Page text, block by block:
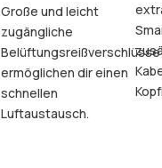
Große und leicht
zugängliche
Belüftungsreißverschlüsse
ermöglichen dir einen
schnellen
Luftaustausch.